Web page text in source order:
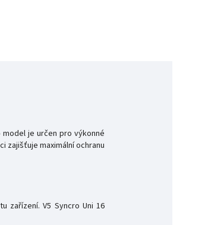
je určen pro výkonné
zajišťuje maximální ochranu
zařízení. V5 Syncro Uni 16